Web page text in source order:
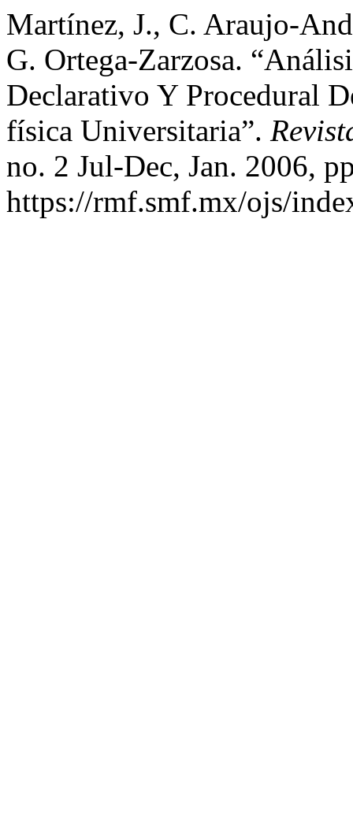
Martínez, J., C. Araujo-
G. Ortega-Zarzosa.
Declarativo Y Procedural
física Universitaria”.
no. 2 Jul-Dec, Jan. 2006,
https://rmf.smf.mx/ojs/